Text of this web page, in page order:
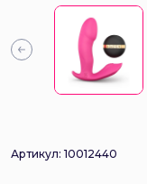
Артикул: 10012440